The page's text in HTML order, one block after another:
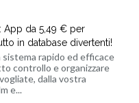
App da 5,49 € per
in database divertenti!
sistema rapido ed efficace
controllo e organizzare
dalla vostra
e...